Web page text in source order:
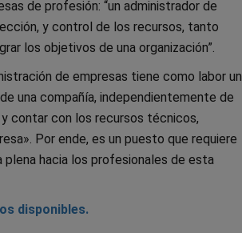
de profesión: “un administrador de
y control de los recursos, tanto
los objetivos de una organización”.
de empresas tiene como labor un
una compañía, independientemente de
contar con los recursos técnicos,
Por ende, es un puesto que requiere
plena hacia los profesionales de esta
disponibles.